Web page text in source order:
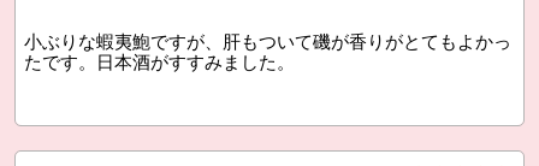
小ぶりな蝦夷鮑ですが、肝もついて磯が香りがとてもよかっ
たです。日本酒がすすみました。